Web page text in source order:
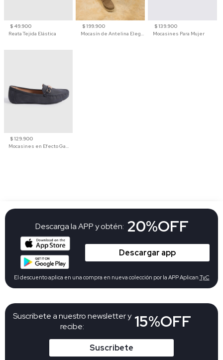
$ 49.900
Reata Tejida Elástica
$ 199.900
Mocasín de Antelina Elegante con Suela de Contraste Para Hombre
$ 139.900
Mocasines Para Mujer
$ 129.900
Mocasines en Efecto Gamuzado Para Mujer
Suscribete a nuestro newsletter y
recibe:
15%OFF
Suscribete
Descarga la APP y obtén: 20%OFF
Descargar app
El descuento aplica en una compra en nueva colección por la APP Aplican TyC